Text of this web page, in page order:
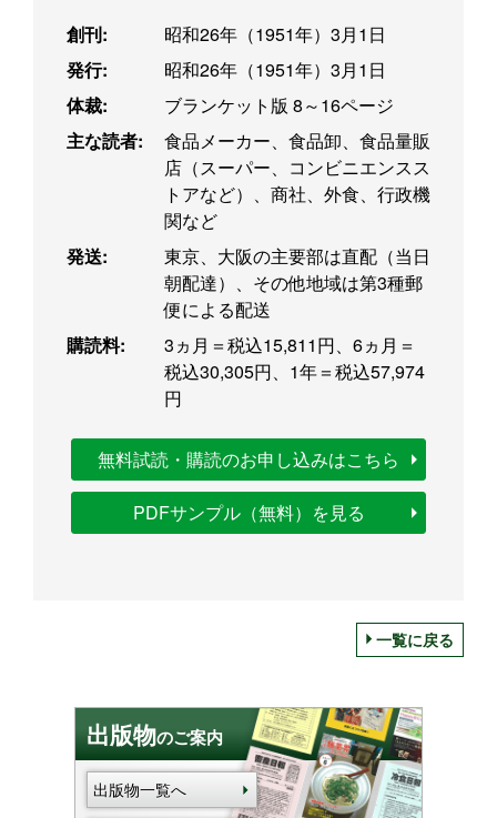
創刊:
昭和26年（1951年）3月1日
発行:
昭和26年（1951年）3月1日
体裁:
ブランケット版 8～16ページ
主な読者:
食品メーカー、食品卸、食品量販
店（スーパー、コンビニエンスス
トアなど）、商社、外食、行政機
関など
発送:
東京、大阪の主要部は直配（当日
朝配達）、その他地域は第3種郵
便による配送
購読料:
3ヵ月＝税込15,811円、6ヵ月＝
税込30,305円、1年＝税込57,974
円
無料試読・購読のお申し込みはこちら
PDFサンプル（無料）を見る
一覧に戻る
出版物のご案内
出版物一覧へ